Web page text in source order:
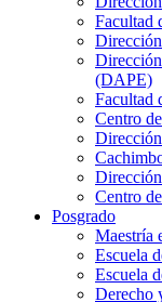
Facultad
(DAPE)
Facultad
Centro
Centro
Posgrado
Maestría
Escuela
Escuela
Derecho